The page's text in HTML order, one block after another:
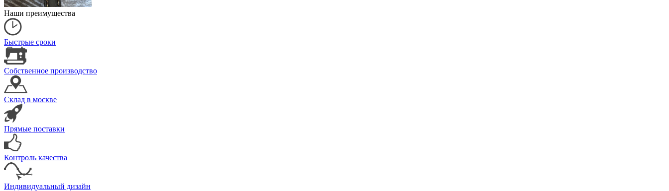
Наши преимущества
Быстрые сроки
Собственное производство
Склад в москве
Прямые поставки
Контроль качества
Индивидуальный дизайн